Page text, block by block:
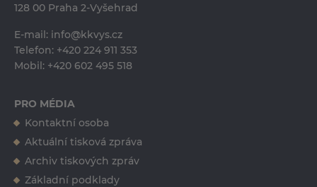
128 00 Praha 2-Vyšehrad
E-mail: info@kkvys.cz
Telefon: +420 224 911 353
Mobil: +420 602 495 518
PRO MÉDIA
Kontaktní osoba
Ing. Erika Tučková
erika.tuckova@kkvys.cz
Aktuální tisková zpráva
Archiv tiskových zpráv
Základní podklady